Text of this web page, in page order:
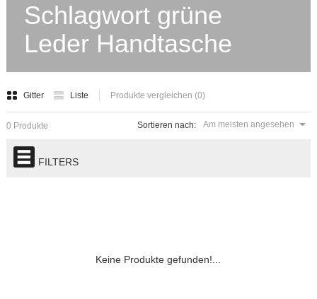
Schlagwort grüne
Leder Handtasche
Gitter Liste Produkte vergleichen (0)
Sortieren nach: Am meisten angesehen
0 Produkte
FILTERS
Keine Produkte gefunden!...